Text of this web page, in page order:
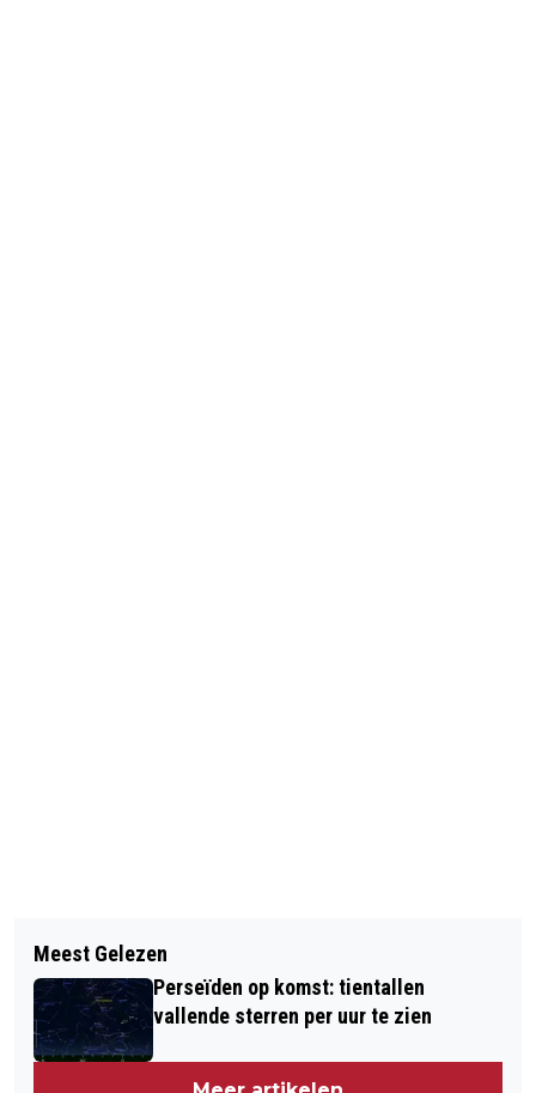
BEJAARD STEL NAAR RECHTER OM
HULP TE BEHOUDEN
CRICKETER IN KRITIEKE TOESTAND
NA BAL OP HOOFD
Meest Gelezen
Perseïden op komst: tientallen
vallende sterren per uur te zien